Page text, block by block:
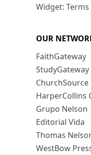
Widget:
OUR
FaithGateway
StudyGateway
ChurchSource
HarperCollins
Grupo Nelson
Editorial Vida
Thomas
WestBow